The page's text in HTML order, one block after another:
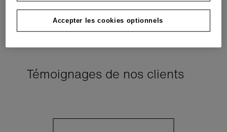
Témoignages de nos clients
Accepter les cookies optionnels